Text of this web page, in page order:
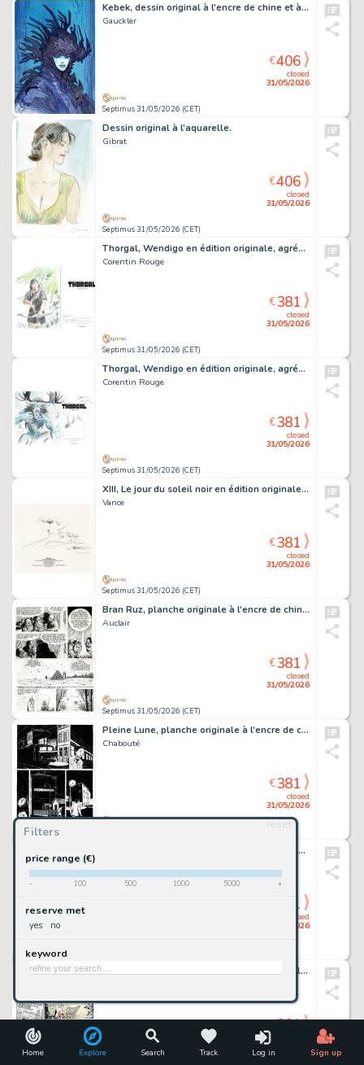
Home Explore Search Track Log in Sign up
Filters
reset
price range (€)
- 100 500 1000 5000 +
reserve met
yes no
keyword
Kebek, dessin original à l’encre de chine et à l’aquarelle.
Gauckler
Septimus 31/05/2026 (CET)
closed
31/05/2026
€406
Dessin original à l’aquarelle.
Gibrat
Septimus 31/05/2026 (CET)
closed
31/05/2026
€406
Thorgal, Wendigo en édition originale, agrémenté d’une dédicace. Proche de l’état neuf.
Corentin Rouge
Septimus 31/05/2026 (CET)
closed
31/05/2026
€381
Thorgal, Wendigo en édition originale, agrémenté d’une dédicace. Proche de l’état neuf.
Corentin Rouge
Septimus 31/05/2026 (CET)
closed
31/05/2026
€381
XIII, Le jour du soleil noir en édition originale, agrémenté d’une dédicace. Proche de l’état neuf.
Vance
Septimus 31/05/2026 (CET)
closed
31/05/2026
€381
Bran Ruz, planche originale à l’encre de chine pour cet album paru en 1981 chez Casterman.
Auclair
Septimus 31/05/2026 (CET)
closed
31/05/2026
€381
Pleine Lune, planche originale à l’encre de chine.
Chabouté
closed
31/05/2026
€381
Sorcières, planche originale à l’encre de chine.
closed
31/05/2026
381
Lait Entier, Sacrées vaches, planche originale à l’encre de chine et à l’aquarelle.
31/05/2026
€381